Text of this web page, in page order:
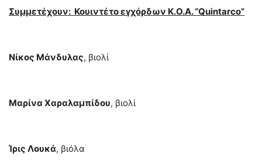
Συμμετέχουν: Κουιντέτο εγχόρδων Κ.Ο.Α. “Quintarco”
Νίκος Μάνδυλας, βιολί
Μαρίνα Χαραλαμπίδου, βιολί
Ίρις Λουκά, βιόλα